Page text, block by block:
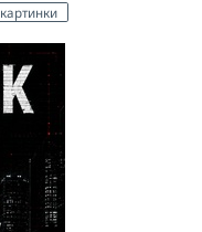
картинки